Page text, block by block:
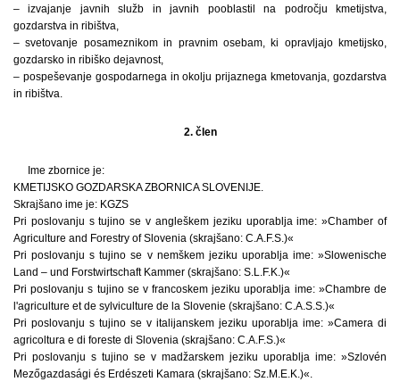
– izvajanje javnih služb in javnih pooblastil na področju kmetijstva,
gozdarstva in ribištva,
– svetovanje posameznikom in pravnim osebam, ki opravljajo kmetijsko,
gozdarsko in ribiško dejavnost,
– pospeševanje gospodarnega in okolju prijaznega kmetovanja, gozdarstva
in ribištva.
2. člen
Ime zbornice je:
KMETIJSKO GOZDARSKA ZBORNICA SLOVENIJE.
Skrajšano ime je: KGZS
Pri poslovanju s tujino se v angleškem jeziku uporablja ime: »Chamber of
Agriculture and Forestry of Slovenia (skrajšano: C.A.F.S.)«
Pri poslovanju s tujino se v nemškem jeziku uporablja ime: »Slowenische
Land – und Forstwirtschaft Kammer (skrajšano: S.L.F.K.)«
Pri poslovanju s tujino se v francoskem jeziku uporablja ime: »Chambre de
l'agriculture et de sylviculture de la Slovenie (skrajšano: C.A.S.S.)«
Pri poslovanju s tujino se v italijanskem jeziku uporablja ime: »Camera di
agricoltura e di foreste di Slovenia (skrajšano: C.A.F.S.)«
Pri poslovanju s tujino se v madžarskem jeziku uporablja ime: »Szlovén
Mezőgazdasági és Erdészeti Kamara (skrajšano: Sz.M.E.K.)«.